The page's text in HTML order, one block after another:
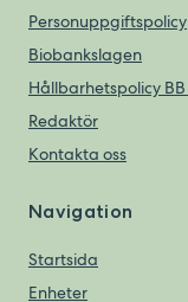
Personuppgiftspolicy
Biobankslagen
Redaktör
Kontakta oss
Navigation
Startsida
Enheter